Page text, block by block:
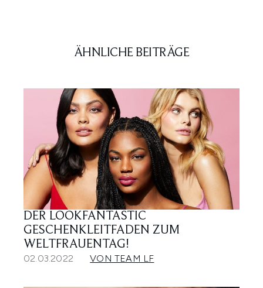
ÄHNLICHE BEITRÄGE
DER LOOKFANTASTIC
GESCHENKLEITFADEN ZUM
WELTFRAUENTAG!
02.03.2022 VON TEAM LF